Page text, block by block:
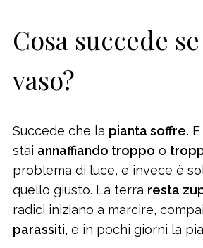
Cosa succede
vaso?
Succede che la pianta soffre.
stai annaffiando troppo o
problema di luce, e invece è
quello giusto. La terra resta
radici iniziano a marcire,
parassiti, e in pochi giorni la